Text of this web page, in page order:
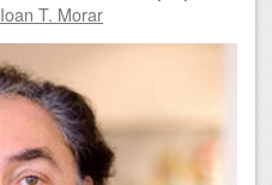
Ioan T. Morar